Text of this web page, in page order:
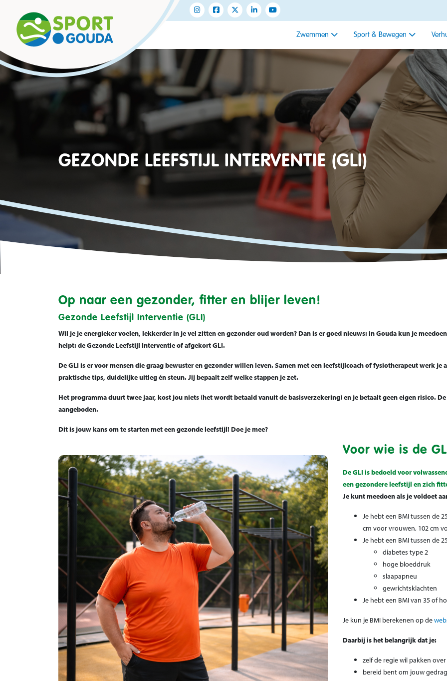
Zwemmen Sport & Bewegen
GEZONDE LEEFSTIJL INTERVENTIE (GLI)
Op naar een gezonder, fitter en blijer leven!
Gezonde Leefstijl Interventie (GLI)
Wil je je energieker voelen, lekkerder in je vel zitten en gezonder oud worden? Dan is er goed nieuws: in Gouda kun je
helpt: de Gezonde Leefstijl Interventie of afgekort GLI.
De GLI is er voor mensen die graag bewuster en gezonder willen leven. Samen met een leefstijlcoach of fysiotherapeut werk
praktische tips, duidelijke uitleg én steun. Jij bepaalt zelf welke stappen je zet.
Het programma duurt twee jaar, kost jou niets (het wordt betaald vanuit de basisverzekering) en je betaalt geen eigen risico.
aangeboden.
Dit is jouw kans om te starten met een gezonde leefstijl! Doe je mee?
Voor wie is de
De GLI is bedoeld voor
een gezondere leefstijl en zich
Je kunt meedoen als je voldoet
Je hebt een BMI tussen de
cm voor vrouwen, 102 cm
Je hebt een BMI tussen de
diabetes type 2
hoge bloeddruk
slaapapneu
gewrichtsklachten
Je hebt een BMI van 35 of
Je kun je BMI berekenen op de
Daarbij is het belangrijk dat je:
zelf de regie wil pakken
bereid bent om jouw